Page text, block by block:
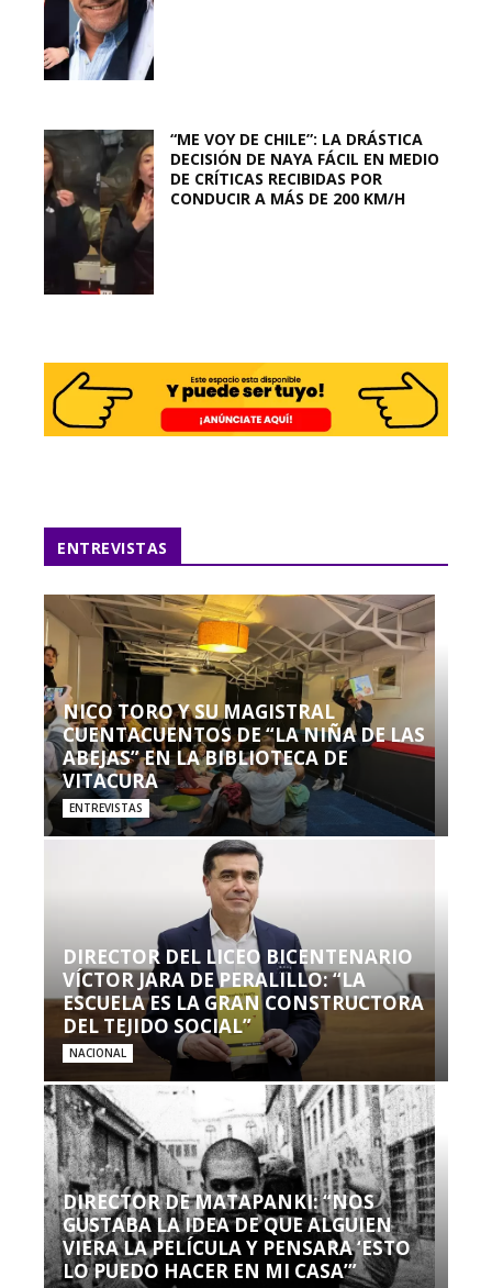
“ME VOY DE CHILE”: LA DRÁSTICA
DECISIÓN DE NAYA FÁCIL EN MEDIO
DE CRÍTICAS RECIBIDAS POR
CONDUCIR A MÁS DE 200 KM/H
ENTREVISTAS
NICO TORO Y SU MAGISTRAL
CUENTACUENTOS DE “LA NIÑA DE LAS
ABEJAS” EN LA BIBLIOTECA DE
VITACURA
ENTREVISTAS
DIRECTOR DEL LICEO BICENTENARIO
VÍCTOR JARA DE PERALILLO: “LA
ESCUELA ES LA GRAN CONSTRUCTORA
DEL TEJIDO SOCIAL”
NACIONAL
DIRECTOR DE MATAPANKI: “NOS
GUSTABA LA IDEA DE QUE ALGUIEN
VIERA LA PELÍCULA Y PENSARA ‘ESTO
LO PUEDO HACER EN MI CASA’”